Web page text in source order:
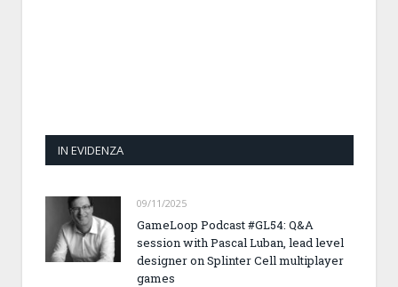
IN EVIDENZA
09/11/2025
GameLoop Podcast #GL54: Q&A
session with Pascal Luban, lead level
designer on Splinter Cell multiplayer
games